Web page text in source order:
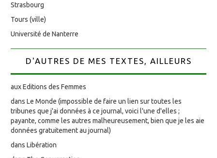
Strasbourg
Tours (ville)
Université de Nanterre
D'AUTRES DE MES TEXTES, AILLEURS
aux Editions des Femmes
dans Le Monde (impossible de faire un lien sur toutes les
tribunes que j'ai données à ce journal, voici l'une d'elles ;
payante, comme les autres malheureusement, bien que je les aie
données gratuitement au journal)
dans Libération